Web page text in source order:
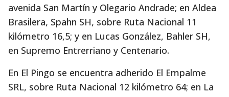
avenida San Martín y Olegario Andrade; en Aldea
Brasilera, Spahn SH, sobre Ruta Nacional 11
kilómetro 16,5; y en Lucas González, Bahler SH,
en Supremo Entrerriano y Centenario.
En El Pingo se encuentra adherido El Empalme
SRL, sobre Ruta Nacional 12 kilómetro 64; en La